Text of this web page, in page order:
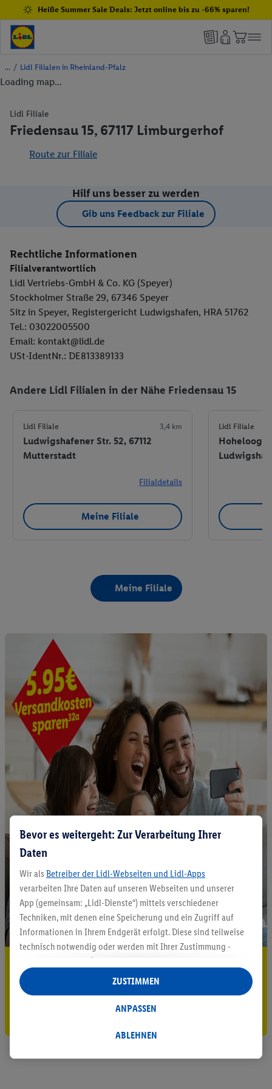
Heiße Summer Sale Deals: Jetzt online bis zu -66% sparen!
/ Lidl Filialen in Rheinland-Pfalz
Loading map...
Lidl Filiale
Friedensau 15, 67117 Limburgerhof
Route zur Filiale
Hilf uns besser zu werden
Gib uns Feedback zur Filiale
Rechtliche Informationen
Filialverantwortlich
Lidl Vertriebs-GmbH & Co. KG (Speyer)
Stockholmer Straße 29, 67346 Speyer
Sitz in Speyer, Registergericht Ludwigshafen, HRA 51762
Tel.: 03022005500
Email: kontakt@lidl.de
USt-IdentNr.: DE813389133
Andere Lidl Filialen in der Nähe Friedensau 15
Lidl Filiale 3,4 km
Ludwigshafener Str. 52, 67112
Mutterstadt
Filialdetails
Meine Filiale
Lidl Filiale
Meine Filiale
5.95 € Versand sparen³²ᵃ
Jetzt zum Newsletter anmelden
Gutschein sichern!
Bevor es weitergeht: Zur Verarbeitung Ihrer
Daten
Wir als Betreiber der Lidl-Webseiten und Lidl-Apps
verarbeiten Ihre Daten auf unseren Webseiten und unserer
App (gemeinsam: „Lidl-Dienste“) mittels verschiedener
Techniken, mit denen eine Speicherung und ein Zugriff auf
Informationen in Ihrem Endgerät erfolgt. Diese sind teilweise
technisch notwendig oder werden mit Ihrer Zustimmung -
auch durch Partner (u.a.
Verantwortliche; im Zusammenhang mit dem IAB TCF
insgesamt
Statistik-Erstellung oder für personalisierte Werbung
Datenverarbeitungen für personalisierte Werbung werden
ABLEHNEN
ANPASSEN
ZUSTIMMEN